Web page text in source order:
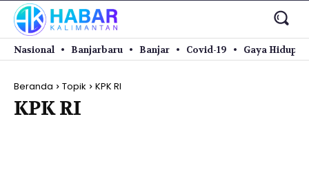
Nasional Banjarbaru Banjar Covid-19 Gaya Hidup
Beranda Topik KPK RI
KPK RI